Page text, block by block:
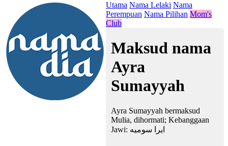
Utama Nama Lelaki Nama
Perempuan Nama Pilihan Mom's
Club
Maksud nama
Ayra
Sumayyah
Ayra Sumayyah bermaksud
Mulia, dihormati; Kebanggaan
Jawi: ایرا سوميه